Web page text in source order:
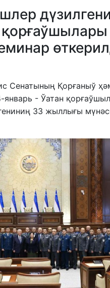
Сенатының Қорғаныў
январь - Ўатан
33 жыллығы